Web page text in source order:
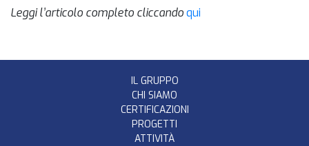
Leggi l’articolo completo cliccandoqui
IL GRUPPO
CHI SIAMO
CERTIFICAZIONI
PROGETTI
ATTIVITÀ